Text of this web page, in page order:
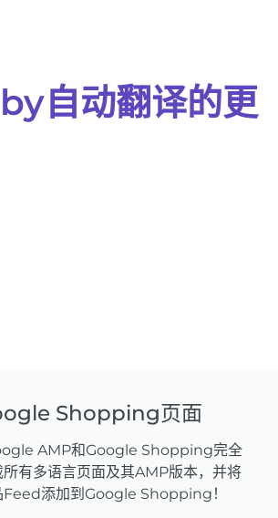
自动翻译的更
Shopping页面
AMP和Google Shopping完全
有多语言页面及其AMP版本，并将
Feed添加到Google Shopping！